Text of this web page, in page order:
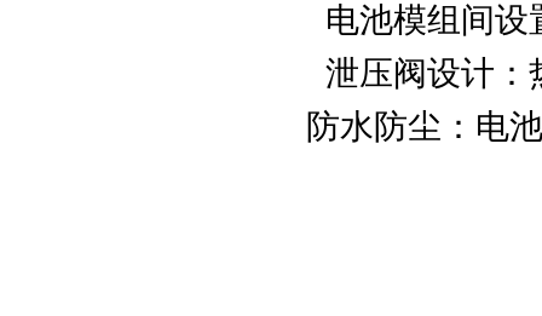
电池模组间设
泄压阀设计：
防水防尘：电